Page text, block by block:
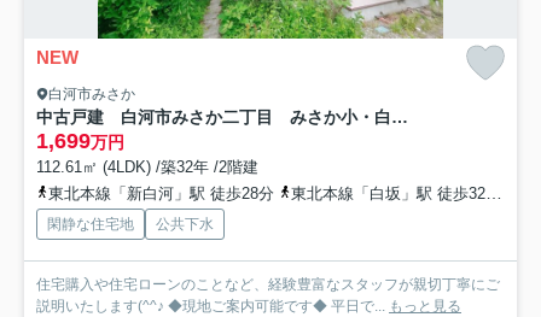
NEW
白河市みさか
中古戸建 白河市みさか二丁目 みさか小・白河第二中
1,699万円
112.61㎡ (4LDK) /築32年 /2階建
東北本線「新白河」駅 徒歩28分
東北本線「白坂」駅 徒歩32分
閑静な住宅地 公共下水
住宅購入や住宅ローンのことなど、経験豊富なスタッフが親切丁寧にご
説明いたします(^^♪ ◆現地ご案内可能です◆ 平日で... もっと見る